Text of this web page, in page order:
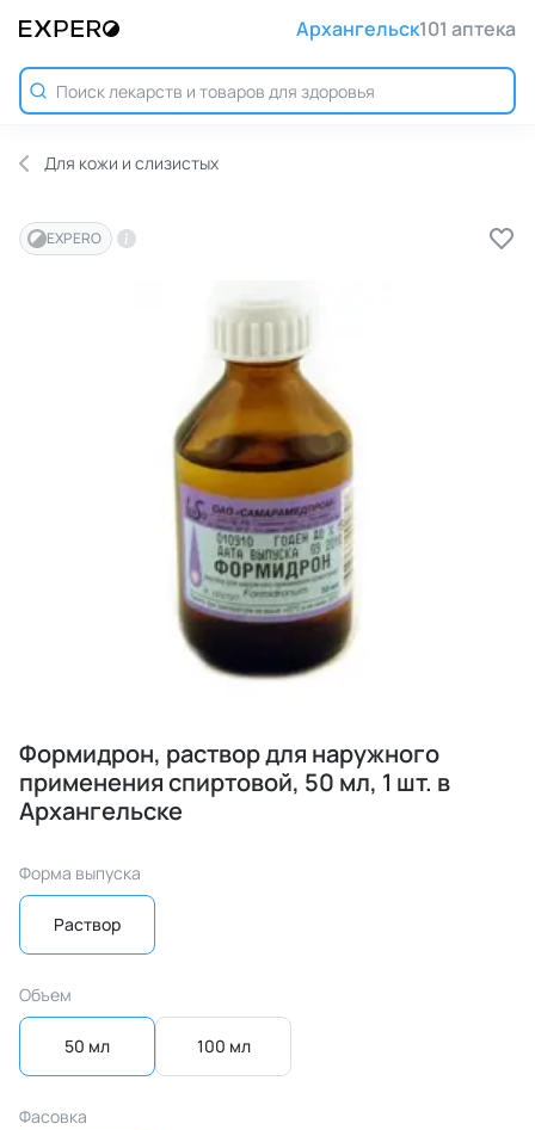
Архангельск101 аптека
Для кожи и слизистых
EXPERO
Формидрон, раствор для наружного
применения спиртовой, 50 мл, 1 шт. в
Архангельске
Форма выпуска
Раствор
Объем
50 мл 100 мл
Фасовка